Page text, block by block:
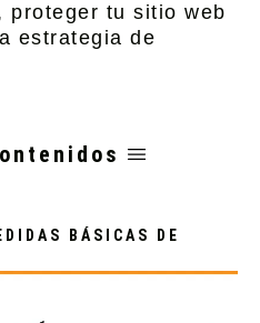
proteger tu sitio web
estrategia de
BÁSICAS DE